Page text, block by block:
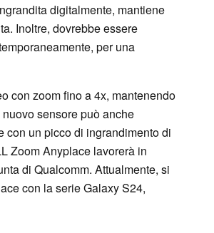
digitalmente, mantiene
Inoltre, dovrebbe essere
per una
con zoom fino a 4x, mantenendo
sensore può anche
con un picco di ingrandimento di
Zoom Anyplace lavorerà in
di Qualcomm. Attualmente, si
con la serie Galaxy S24,